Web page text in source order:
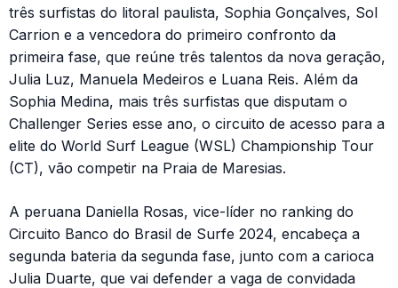
três surfistas do litoral paulista, Sophia Gonçalves, Sol
Carrion e a vencedora do primeiro confronto da
primeira fase, que reúne três talentos da nova geração,
Julia Luz, Manuela Medeiros e Luana Reis. Além da
Sophia Medina, mais três surfistas que disputam o
Challenger Series esse ano, o circuito de acesso para a
elite do World Surf League (WSL) Championship Tour
(CT), vão competir na Praia de Maresias.
A peruana Daniella Rosas, vice-líder no ranking do
Circuito Banco do Brasil de Surfe 2024, encabeça a
segunda bateria da segunda fase, junto com a carioca
Julia Duarte, que vai defender a vaga de convidada